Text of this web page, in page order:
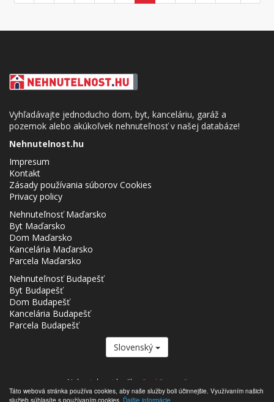
Táto webová stránka používa cookies, aby naše služby boli účinnejšie. Využívaním našich
služieb súhlasíte s používaním cookies. Ďalšie informácie
Vyhľadávajte jednoducho dom, byt, kanceláriu, garáž a
pozemok alebo akúkoľvek nehnuteľnosť v našej databáze!
Nehnutelnost.hu
Impresum
Kontakt
Zásady používania súborov Cookies
Privacy policy
Nehnuteľnosť Maďarsko
Byt Maďarsko
Dom Maďarsko
Kancelária Maďarsko
Parcela Maďarsko
Nehnuteľnosť Budapešť
Byt Budapešť
Dom Budapešť
Kancelária Budapešť
Parcela Budapešť
Slovenský
Nehnutelnost.hu člen Real Estate Group.